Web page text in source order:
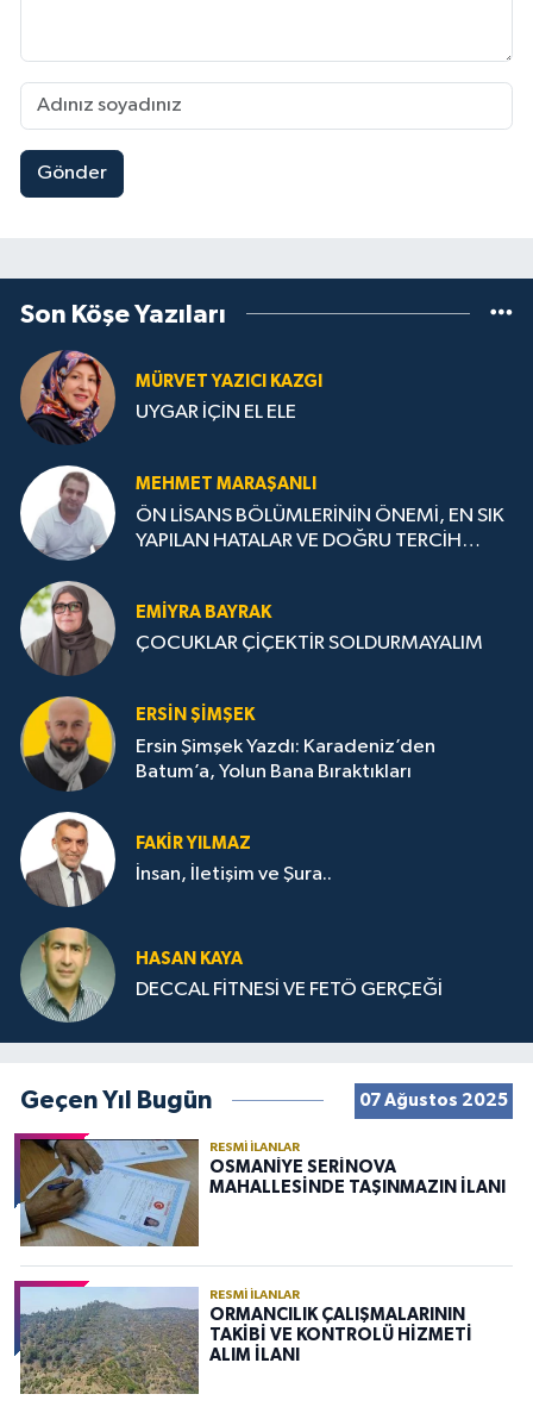
Gönder
Son Köşe Yazıları
MÜRVET YAZICI KAZGI
UYGAR İÇİN EL ELE
MEHMET MARAŞANLI
ÖN LİSANS BÖLÜMLERİNİN ÖNEMİ, EN SIK
YAPILAN HATALAR VE DOĞRU TERCİH
EMIYRA BAYRAK
ÇOCUKLAR ÇİÇEKTİR SOLDURMAYALIM
ERSIN ŞIMŞEK
Ersin Şimşek Yazdı: Karadeniz’den
Batum’a, Yolun Bana Bıraktıkları
FAKIR YILMAZ
İnsan, İletişim ve Şura..
HASAN KAYA
DECCAL FİTNESİ VE FETÖ GERÇEĞİ
Geçen Yıl Bugün 07 Ağustos 2025
RESMI İLANLAR
OSMANİYE SERİNOVA
MAHALLESİNDE TAŞINMAZIN İLANI
RESMI İLANLAR
ORMANCILIK ÇALIŞMALARININ
TAKİBİ VE KONTROLÜ HİZMETİ
ALIM İLANI